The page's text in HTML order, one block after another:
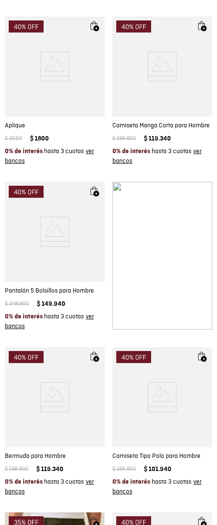
Aplique
$ 3000 $ 1800
0% de interés hasta 3 cuotas
Camiseta Manga Corta para Hombre
$ 198.900 $ 119.340
0% de interés hasta 3 cuotas
Pantalón 5 Bolsillos para Hombre
$ 249.900 $ 149.940
0% de interés hasta 3 cuotas
Bermuda para Hombre
$ 198.900 $ 119.340
0% de interés hasta 3 cuotas
Camiseta Tipo Polo para Hombre
$ 169.900 $ 101.940
0% de interés hasta 3 cuotas